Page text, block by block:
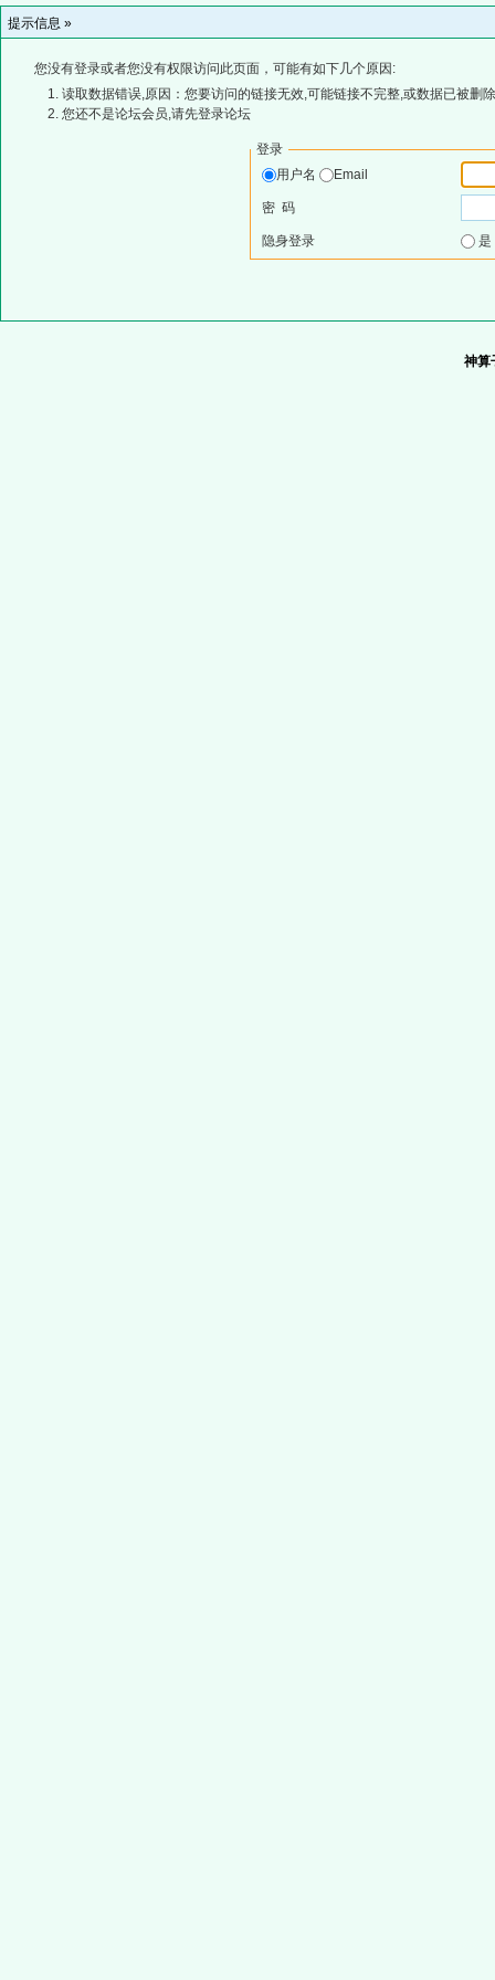
提示信息 »
您没有登录或者您没有权限访问此页面，可能有如下几个原因:
读取数据错误,原因：您要访问的链接无效,可能链接不完整,或数据已被删
您还不是论坛会员,请先登录论坛
登录
用户名
Email
密 码
隐身登录
神算